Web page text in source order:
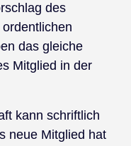
des
das gleiche
Mitglied in der
kann schriftlich
neue Mitglied hat